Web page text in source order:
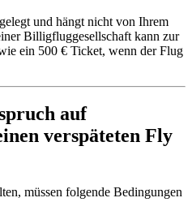
und hängt nicht von Ihrem
Billigfluggesellschaft kann zur
ein 500 € Ticket, wenn der Flug
auf
verspäteten Fly
müssen folgende Bedingungen